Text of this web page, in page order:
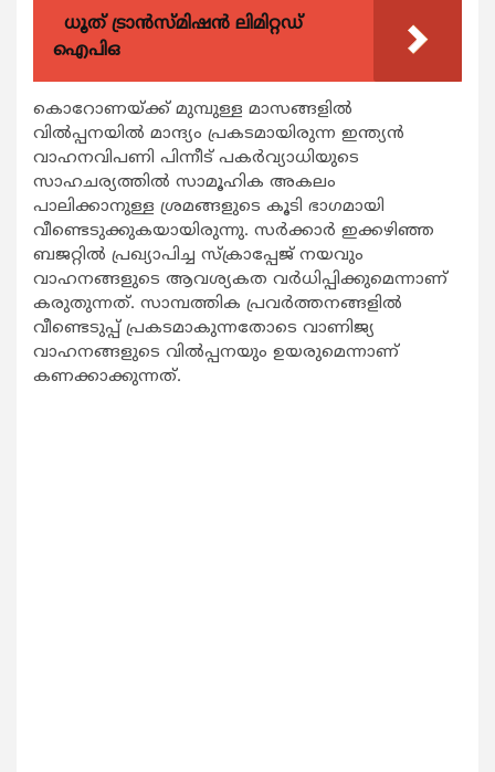
ധൂത് ട്രാൻസ്മിഷൻ ലിമിറ്റഡ്
ഐപിഒ
കൊറോണയ്ക്ക് മുമ്പുള്ള മാസങ്ങളില്‍
വില്‍പ്പനയില്‍ മാന്ദ്യം പ്രകടമായിരുന്ന ഇന്ത്യന്‍
വാഹനവിപണി പിന്നീട് പകര്‍വ്യാധിയുടെ
സാഹചര്യത്തില്‍ സാമൂഹിക അകലം
പാലിക്കാനുള്ള ശ്രമങ്ങളുടെ കൂടി ഭാഗമായി
വീണ്ടെടുക്കുകയായിരുന്നു. സര്‍ക്കാര്‍ ഇക്കഴിഞ്ഞ
ബജറ്റില്‍ പ്രഖ്യാപിച്ച സ്ക്രാപ്പേജ് നയവും
വാഹനങ്ങളുടെ ആവശ്യകത വര്‍ധിപ്പിക്കുമെന്നാണ്
കരുതുന്നത്. സാമ്പത്തിക പ്രവര്‍ത്തനങ്ങളില്‍
വീണ്ടെടുപ്പ് പ്രകടമാകുന്നതോടെ വാണിജ്യ
വാഹനങ്ങളുടെ വില്‍പ്പനയും ഉയരുമെന്നാണ്
കണക്കാക്കുന്നത്.